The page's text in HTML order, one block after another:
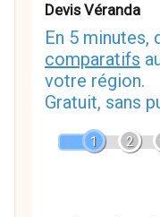
Devis Véranda
En 5 minutes,
comparatifs
votre région.
Gratuit, sans
1 2